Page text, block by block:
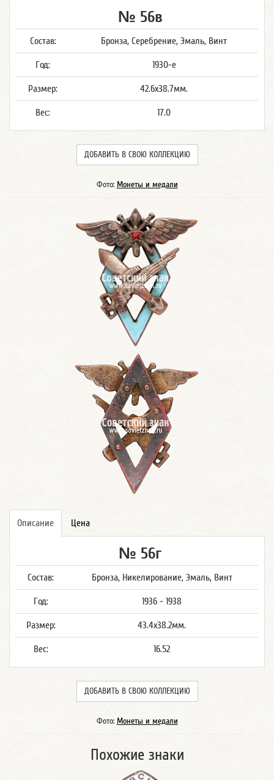
№ 56в
Состав: Бронза, Серебрение, Эмаль, Винт
Год: 1930-е
Размер: 42.6x38.7мм.
Вес: 17.0
ДОБАВИТЬ В СВОЮ КОЛЛЕКЦИЮ
Фото: Монеты и медали
Описание Цена
№ 56г
Состав: Бронза, Никелирование, Эмаль, Винт
Год: 1936 - 1938
Размер: 43.4x38.2мм.
Вес: 16.52
ДОБАВИТЬ В СВОЮ КОЛЛЕКЦИЮ
Фото: Монеты и медали
Похожие знаки